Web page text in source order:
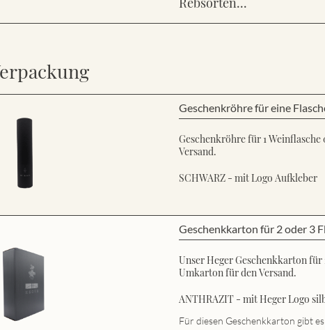
Geschenkröhre für eine
Geschenkröhre für 1
Versand.
SCHWARZ - mit Logo Aufkleber
Geschenkkarton für 2 oder 3
Unser Heger Geschenkkarton für
Umkarton für den Versand.
ANTHRAZIT - mit Heger Logo
Für diesen Geschenkkarton gibt